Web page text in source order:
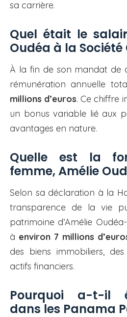
sa carrière.
Quel était le
Oudéa à la Société
À la fin de son mandat de
rémunération annuelle
millions d’euros. Ce chiffre
un bonus variable lié aux
avantages en nature.
Quelle est la
femme, Amélie
Selon sa déclaration à la
transparence de la vie
patrimoine d’Amélie
à environ 7 millions
des biens immobiliers,
actifs financiers.
Pourquoi a-t-il
dans les Panama